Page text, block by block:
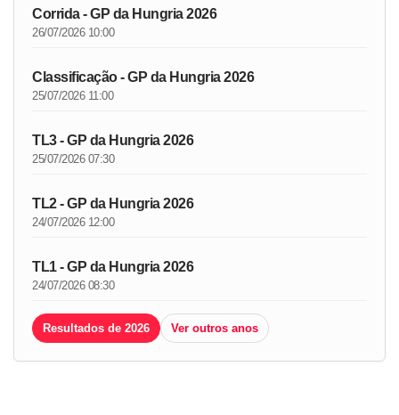
Corrida - GP da Hungria 2026
26/07/2026 10:00
Classificação - GP da Hungria 2026
25/07/2026 11:00
TL3 - GP da Hungria 2026
25/07/2026 07:30
TL2 - GP da Hungria 2026
24/07/2026 12:00
TL1 - GP da Hungria 2026
24/07/2026 08:30
Resultados de 2026 Ver outros anos